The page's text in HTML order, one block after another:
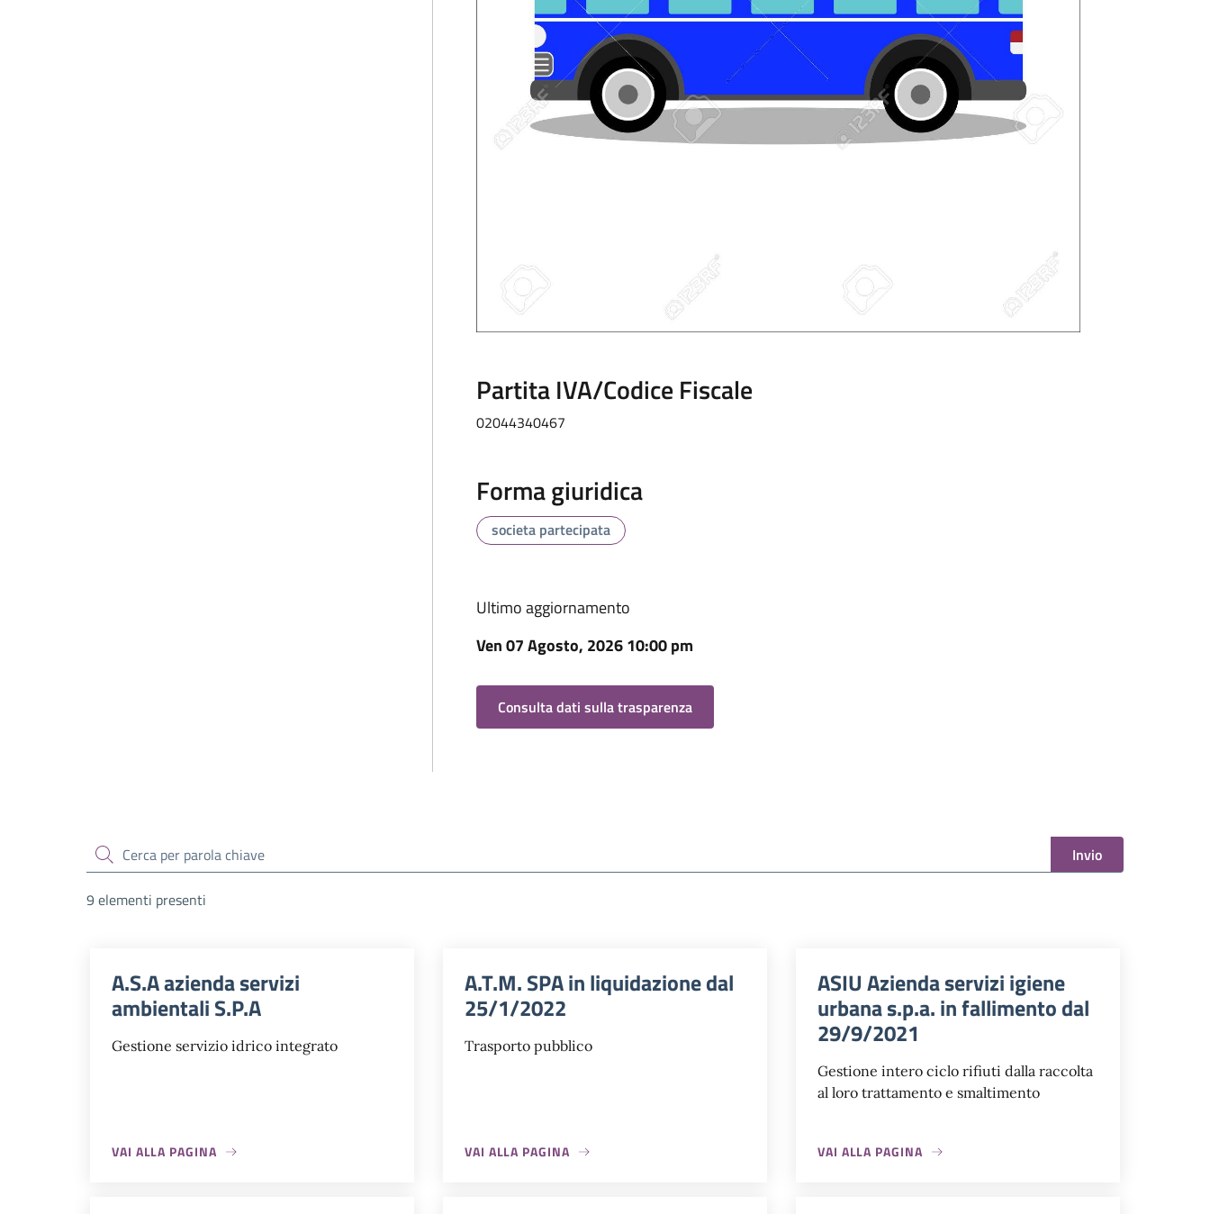
Partita IVA/Codice Fiscale
02044340467
Forma giuridica
societa partecipata
Ultimo aggiornamento
Ven 07 Agosto, 2026 10:00 pm
Consulta dati sulla trasparenza
cerca Invio
9 elementi presenti
A.S.A azienda servizi
ambientali S.P.A
Gestione servizio idrico integrato
VAI ALLA PAGINA
A.T.M. SPA in liquidazione dal
25/1/2022
Trasporto pubblico
VAI ALLA PAGINA
ASIU Azienda servizi igiene
urbana s.p.a. in fallimento dal
29/9/2021
Gestione intero ciclo rifiuti dalla raccolta
al loro trattamento e smaltimento
VAI ALLA PAGINA